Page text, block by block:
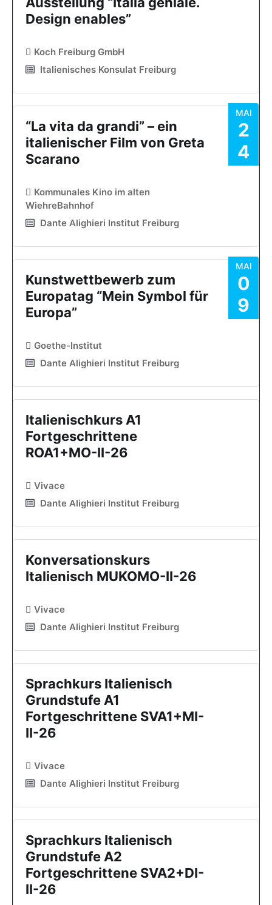
Design enables”
Koch Freiburg GmbH
Italienisches Konsulat Freiburg
MAI
2
4
“La vita da grandi” – ein
italienischer Film von Greta
Scarano
Kommunales Kino im alten
WiehreBahnhof
Dante Alighieri Institut Freiburg
MAI
0
9
Kunstwettbewerb zum
Europatag “Mein Symbol für
Europa”
Goethe-Institut
Dante Alighieri Institut Freiburg
Italienischkurs A1
Fortgeschrittene
ROA1+MO-II-26
Vivace
Dante Alighieri Institut Freiburg
Konversationskurs
Italienisch MUKOMO-II-26
Vivace
Dante Alighieri Institut Freiburg
Sprachkurs Italienisch
Grundstufe A1
Fortgeschrittene SVA1+MI-
II-26
Vivace
Dante Alighieri Institut Freiburg
Sprachkurs Italienisch
Grundstufe A2
Fortgeschrittene SVA2+DI-
II-26